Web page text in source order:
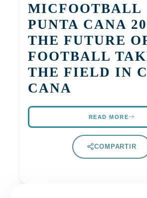
MICFOOTBALL
PUNTA CANA
THE FUTURE
FOOTBALL
THE FIELD IN
CANA
READ MORE
COMPARTIR